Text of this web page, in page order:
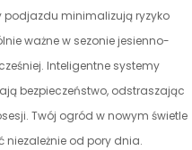
podjazdu minimalizują ryzyko
ważne w sezonie jesienno-
Inteligentne systemy
bezpieczeństwo, odstraszając
Twój ogród w nowym świetle
niezależnie od pory dnia.